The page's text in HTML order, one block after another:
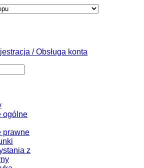
/ Obsługa konta
ogólne
prawne
z